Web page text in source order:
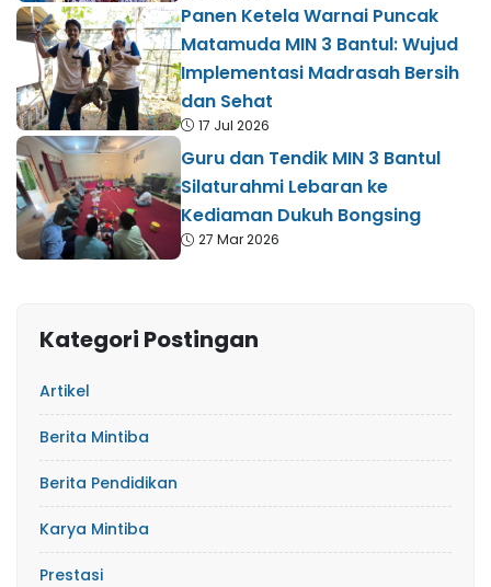
Panen Ketela Warnai Puncak
Matamuda MIN 3 Bantul: Wujud
Implementasi Madrasah Bersih
dan Sehat
17 Jul 2026
Guru dan Tendik MIN 3 Bantul
Silaturahmi Lebaran ke
Kediaman Dukuh Bongsing
27 Mar 2026
Kategori Postingan
Artikel
Berita Mintiba
Berita Pendidikan
Karya Mintiba
Prestasi